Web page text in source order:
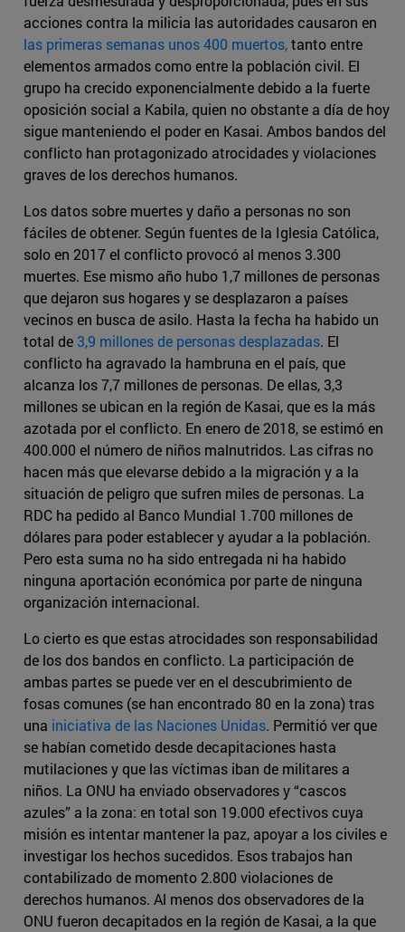
acciones contra la milicia las autoridades causaron en
las primeras semanas unos 400 muertos,tanto entre
elementos armados como entre la población civil. El
grupo ha crecido exponencialmente debido a la fuerte
oposición social a Kabila, quien no obstante a día de hoy
sigue manteniendo el poder en Kasai. Ambos bandos del
conflicto han protagonizado atrocidades y violaciones
graves de los derechos humanos.
Los datos sobre muertes y daño a personas no son
fáciles de obtener. Según fuentes de la Iglesia Católica,
solo en 2017 el conflicto provocó al menos 3.300
muertes. Ese mismo año hubo 1,7 millones de personas
que dejaron sus hogares y se desplazaron a países
vecinos en busca de asilo. Hasta la fecha ha habido un
total de 3,9 millones de personas desplazadas. El
conflicto ha agravado la hambruna en el país, que
alcanza los 7,7 millones de personas. De ellas, 3,3
millones se ubican en la región de Kasai, que es la más
azotada por el conflicto. En enero de 2018, se estimó en
400.000 el número de niños malnutridos. Las cifras no
hacen más que elevarse debido a la migración y a la
situación de peligro que sufren miles de personas. La
RDC ha pedido al Banco Mundial 1.700 millones de
dólares para poder establecer y ayudar a la población.
Pero esta suma no ha sido entregada ni ha habido
ninguna aportación económica por parte de ninguna
organización internacional.
Lo cierto es que estas atrocidades son responsabilidad
de los dos bandos en conflicto. La participación de
ambas partes se puede ver en el descubrimiento de
fosas comunes (se han encontrado 80 en la zona) tras
una iniciativa de las Naciones Unidas. Permitió ver que
se habían cometido desde decapitaciones hasta
mutilaciones y que las víctimas iban de militares a
niños. La ONU ha enviado observadores y “cascos
azules” a la zona: en total son 19.000 efectivos cuya
misión es intentar mantener la paz, apoyar a los civiles e
investigar los hechos sucedidos. Esos trabajos han
contabilizado de momento 2.800 violaciones de
derechos humanos. Al menos dos observadores de la
ONU fueron decapitados en la región de Kasai, a la que